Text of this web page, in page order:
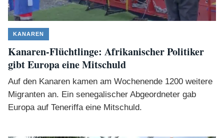
KANAREN
Kanaren-Flüchtlinge: Afrikanischer Politiker
gibt Europa eine Mitschuld
Auf den Kanaren kamen am Wochenende 1200 weitere
Migranten an. Ein senegalischer Abgeordneter gab
Europa auf Teneriffa eine Mitschuld.